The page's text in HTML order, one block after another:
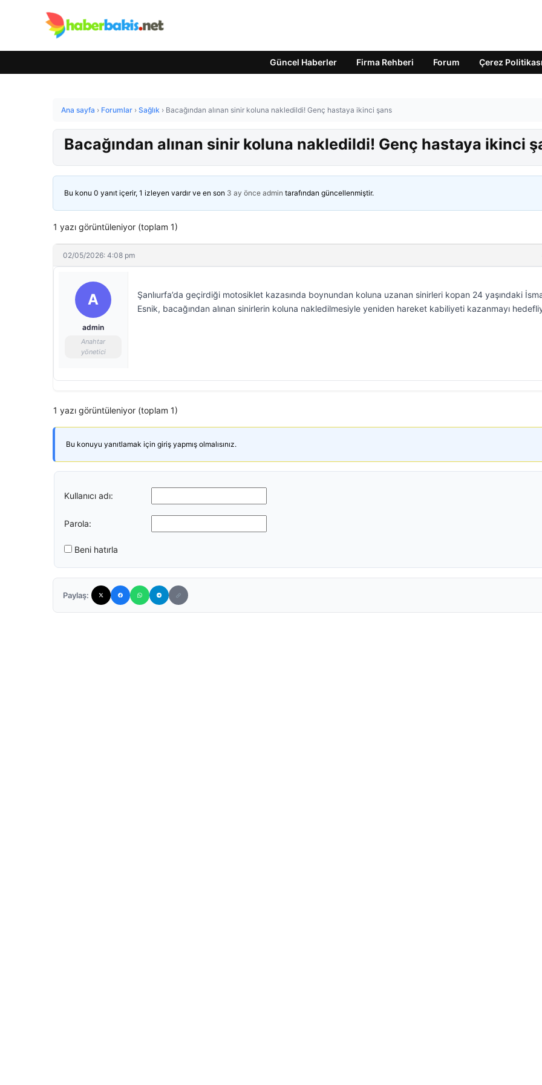
Güncel Haberler Firma Rehberi Forum Çerez Politikası
Ana sayfa › Forumlar › Sağlık › Bacağından alınan sinir koluna nakledildi! Genç hastaya ikinci şans
Bacağından alınan sinir koluna nakledildi! Genç hastaya ikinci
Bu konu 0 yanıt içerir, 1 izleyen vardır ve en son 3 ay önce admin tarafından güncellenmiştir.
1 yazı görüntüleniyor (toplam 1)
02/05/2026: 4:08 pm
A
admin
Anahtar
yönetici
Şanlıurfa’da geçirdiği motosiklet kazasında boynundan koluna uzanan sinirleri kopan 24 yaşındaki
Esnik, bacağından alınan sinirlerin koluna nakledilmesiyle yeniden hareket kabiliyeti kazanmayı
1 yazı görüntüleniyor (toplam 1)
Bu konuyu yanıtlamak için giriş yapmış olmalısınız.
Kullanıcı adı:
Parola:
Beni hatırla
Paylaş: